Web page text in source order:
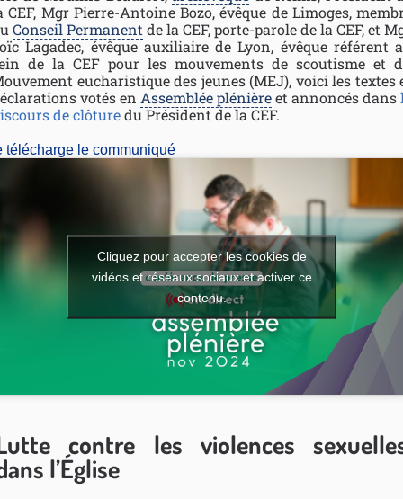
CEF, Mgr Pierre-Antoine Bozo, évêque de Limoges,
Conseil Permanent de la CEF, porte-parole de la CEF, et
Lagadec, évêque auxiliaire de Lyon, évêque référent
de la CEF pour les mouvements de scoutisme et
eucharistique des jeunes (MEJ), voici les textes
votés en Assemblée plénièreet annoncés dans
de clôturedu Président de la CEF.
télécharge le communiqué
Cliquez pour accepter les cookies de
vidéos et réseaux sociaux et activer ce
contenu.
contre les violences
l’Église